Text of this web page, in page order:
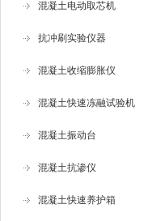
混凝土电动取芯机
抗冲刷实验仪器
混凝土收缩膨胀仪
混凝土快速冻融试验机
混凝土振动台
混凝土抗渗仪
混凝土快速养护箱